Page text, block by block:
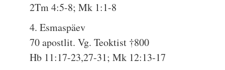
2Tm 4:5-8; Mk 1:1-8
4. Esmaspäev
70 apostlit. Vg. Teoktist †800
Hb 11:17-23,27-31; Mk 12:13-17